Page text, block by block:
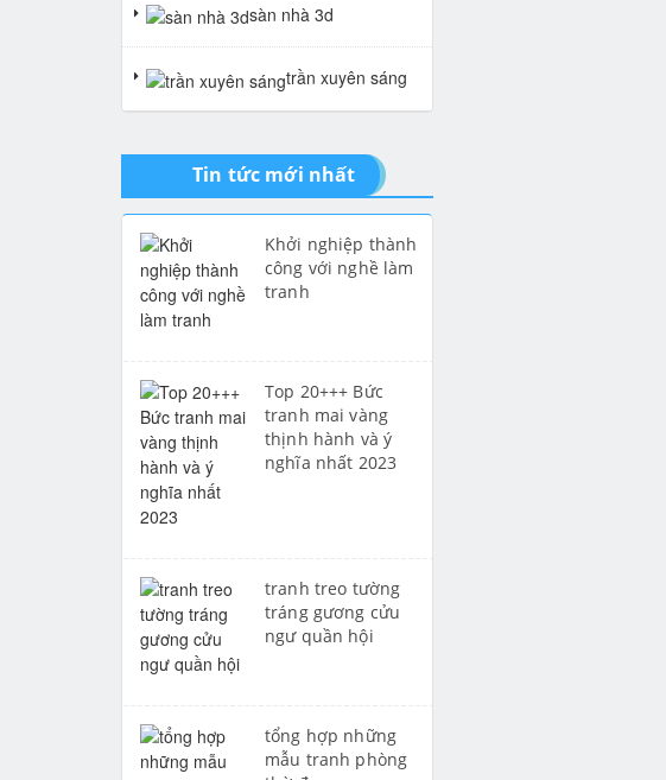
gió
tranh giả ngọc
sàn nhà 3d
trần xuyên sáng
Tin tức mới nhất
Khởi nghiệp thành
công với nghề làm
tranh
Top 20+++ Bức
tranh mai vàng
thịnh hành và ý
nghĩa nhất 2023
tranh treo tường
tráng gương cửu
ngư quần hội
tổng hợp những
mẫu tranh phòng